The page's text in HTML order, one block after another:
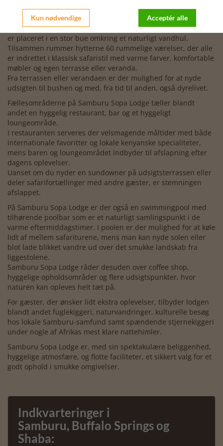
Lodgen er opført med inspiration fra den lokale Samburu-
kultur og består af 15 charmerende, fritliggende hytter, som
er placeret i en stor bue omkring et naturligt vandhul.
Tilsammen rummer hytterne 60 rummelige værelser, der alle
er indrettet i klassisk safaristil med varme farver, komfortable
møbler og egen terrasse eller veranda.
Fra terrassen eller verandaen er der mulighed for at nyde
udsigten til bushen og med, fra tid til anden, også dyrelivet.
Fællesområderne på Samburu Sopa Lodge tæller blandt
andet en hyggelig restaurant, bar og et hyggeligt
loungeområde.
I restauranten serveres der velsmagende måltider med både
internationale favoritter og lokale kenyanske specialiteter,
mens baren og loungeområdet indbyder til afslapning efter
dagens oplevelser.
Uanset om du nyder en sundowner på udsigtsterrassen eller
deler safarifortællinger med andre gæster, er stemningen
afslappet.
På Samburu Sopa Lodge er der også en swimmingpool med
tilhørende poolbar som er et naturligt samlingspunkt i de
varme eftermiddagstimer. I poolen er der mulighed for at køle
lidt af mellem safariturene, mens man kan nyde solen eller
blot lade blikket vandre ud over det smukke landskab fra
liggestolene.
Samburu Sopa Lodge råder desuden over coffee shop,
hyggelige opholdsområder og flere udsigtspunkter, hvor
naturen kan opleves helt tæt på.
For gæster, der ønsker lidt ekstra oplevelser, tilbyder lodgen
blandt andet fuglekiggeri, naturvandringer, kulturelle besøg
hos lokale Samburu-samfund samt spændende stjernekiggeri
under nogle af Afrikas mest klare nattehimler.
Samburu Sopa Lodge er, med sin spektakulære beliggenhed,
hyggelige atmosfære, og flotte faciliteter, et sikkert valg for et
godt ophold i smukke omgivelser.
Indkvarteringer i
Samburu, Buffalo Springs og
Shaba:
Kun nødvendige Acceptér alle